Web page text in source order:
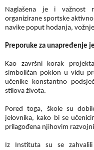
Naglašena je i važnost
organizirane sportske
navike poput hodanja,
Preporuke za unapređenje
Kao završni korak
simboličan poklon u vidu
učenike konstantno
stilova života.
Pored toga, škole su
jelovnika, kako bi se
prilagođena njihovim
Iz Instituta su se zahvalili